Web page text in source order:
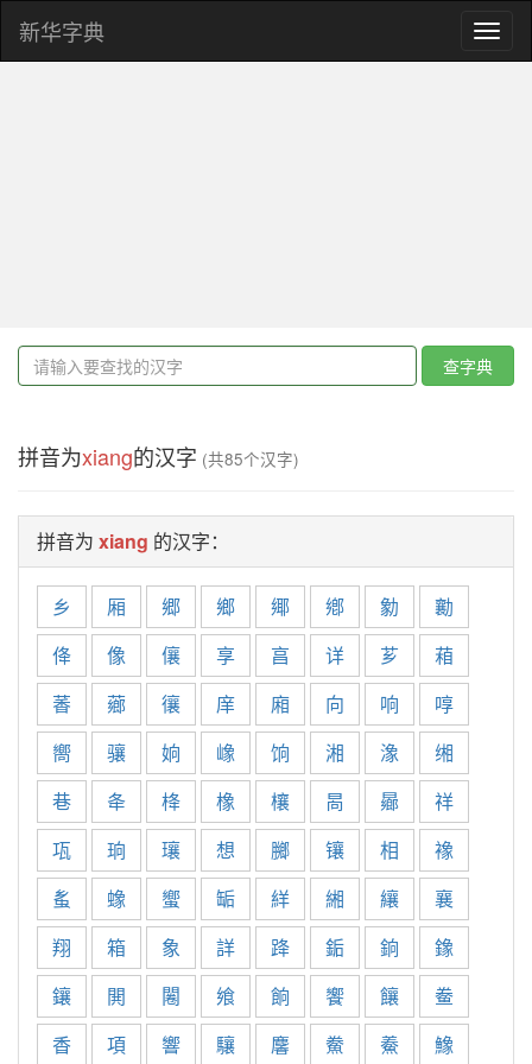
新华字典
查字典
拼音为xiang的汉字 (共85个汉字)
拼音为 xiang 的汉字：
乡 厢 郷 鄉 鄊 鄕 勨
勷
佭
像 儴 享 亯 详 芗
葙
萫
薌 忀 庠 廂 向 响
啍
嚮
骧 姠 嶑 饷 湘 潒
缃
巷
夅 栙 橡 欀 晑 曏
祥
瓨
珦 瓖 想 膷 镶 相
襐
蚃
蟓 蠁 缿 絴 緗 纕
襄
翔
箱 象 詳 跭 銗 銄
鐌
鑲
閧 闂 飨 餉 饗 饟
鲞
香
項 響 驤 麘 鮝 鯗 鱌